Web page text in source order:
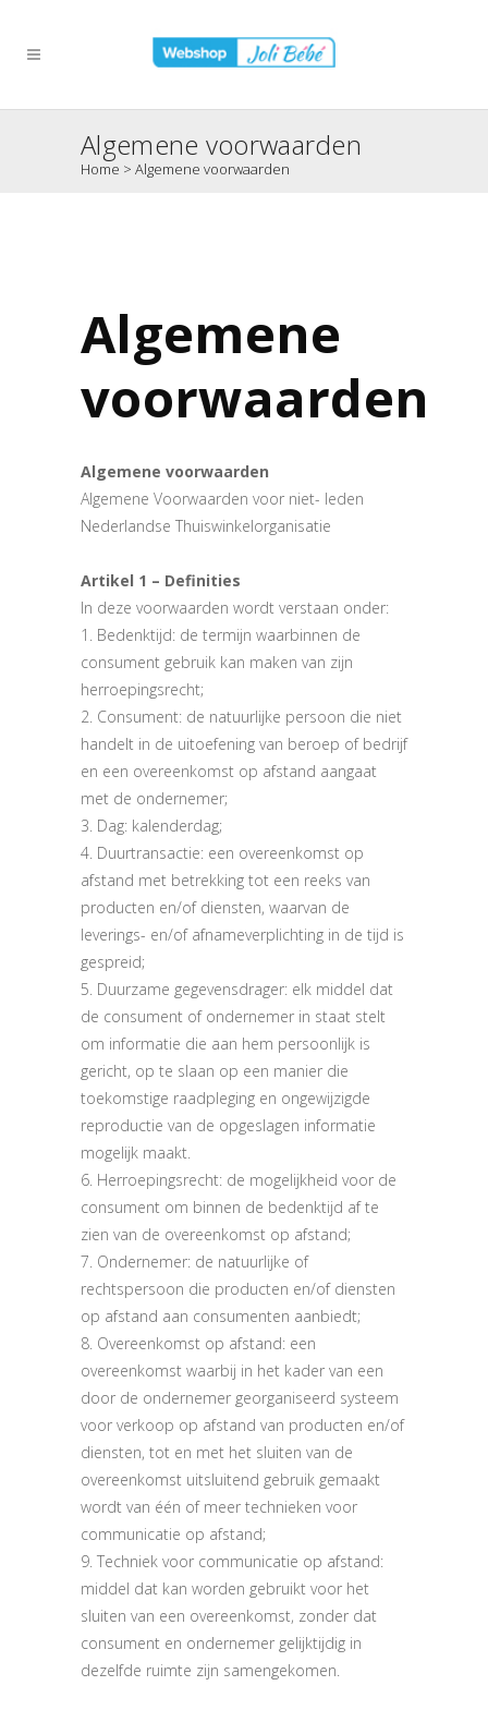
Algemene voorwaarden
Home > Algemene voorwaarden
Algemene
voorwaarden
Algemene voorwaarden
Algemene Voorwaarden voor niet- leden
Nederlandse Thuiswinkelorganisatie
Artikel 1 – Definities
In deze voorwaarden wordt verstaan onder:
1. Bedenktijd: de termijn waarbinnen de
consument gebruik kan maken van zijn
herroepingsrecht;
2. Consument: de natuurlijke persoon die niet
handelt in de uitoefening van beroep of bedrijf
en een overeenkomst op afstand aangaat
met de ondernemer;
3. Dag: kalenderdag;
4. Duurtransactie: een overeenkomst op
afstand met betrekking tot een reeks van
producten en/of diensten, waarvan de
leverings- en/of afnameverplichting in de tijd is
gespreid;
5. Duurzame gegevensdrager: elk middel dat
de consument of ondernemer in staat stelt
om informatie die aan hem persoonlijk is
gericht, op te slaan op een manier die
toekomstige raadpleging en ongewijzigde
reproductie van de opgeslagen informatie
mogelijk maakt.
6. Herroepingsrecht: de mogelijkheid voor de
consument om binnen de bedenktijd af te
zien van de overeenkomst op afstand;
7. Ondernemer: de natuurlijke of
rechtspersoon die producten en/of diensten
op afstand aan consumenten aanbiedt;
8. Overeenkomst op afstand: een
overeenkomst waarbij in het kader van een
door de ondernemer georganiseerd systeem
voor verkoop op afstand van producten en/of
diensten, tot en met het sluiten van de
overeenkomst uitsluitend gebruik gemaakt
wordt van één of meer technieken voor
communicatie op afstand;
9. Techniek voor communicatie op afstand:
middel dat kan worden gebruikt voor het
sluiten van een overeenkomst, zonder dat
consument en ondernemer gelijktijdig in
dezelfde ruimte zijn samengekomen.